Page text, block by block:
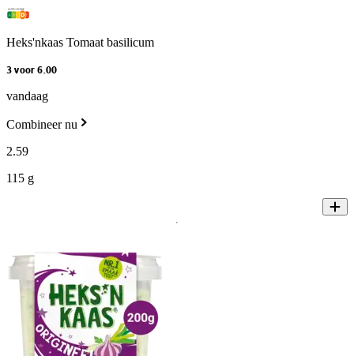
Heks'nkaas Tomaat basilicum
3 voor 6.00
vandaag
Combineer nu
2.59
115 g